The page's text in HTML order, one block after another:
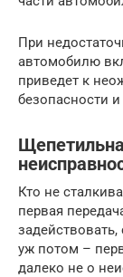
При
автомобилю
приведет к
безопасности
Кто не
первая
уж потом –
далеко не о